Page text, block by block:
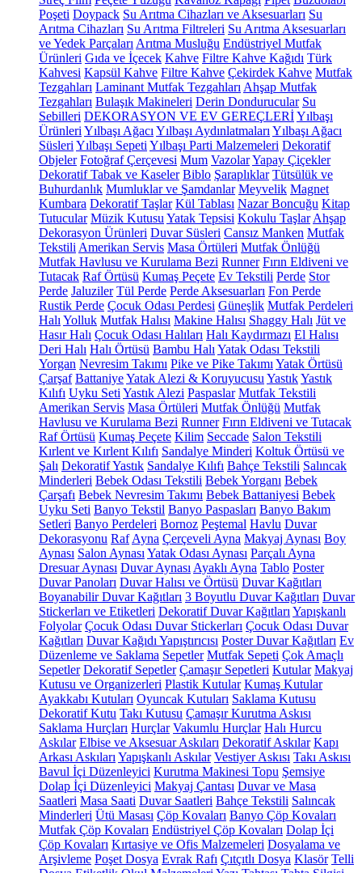
Poşeti Doypack Su Arıtma Cihazları ve Aksesuarları Su
Arıtma Cihazları Su Arıtma Filtreleri Su Arıtma Aksesuarları
ve Yedek Parçaları Arıtma Musluğu Endüstriyel Mutfak
Ürünleri Gıda ve İçecek Kahve Filtre Kahve Kağıdı Türk
Kahvesi Kapsül Kahve Filtre Kahve Çekirdek Kahve Mutfak
Tezgahları Laminant Mutfak Tezgahları Ahşap Mutfak
Tezgahları Bulaşık Makineleri Derin Dondurucular Su
Sebilleri DEKORASYON VE EV GEREÇLERİYılbaşı
Ürünleri Yılbaşı Ağacı Yılbaşı Aydınlatmaları Yılbaşı Ağacı
Süsleri Yılbaşı Sepeti Yılbaşı Parti Malzemeleri Dekoratif
Objeler Fotoğraf Çerçevesi Mum VazolarYapay Çiçekler
Dekoratif Tabak ve Kaseler Biblo Şaraplıklar Tütsülük ve
Buhurdanlık Mumluklar ve Şamdanlar Meyvelik Magnet
Kumbara Dekoratif Taşlar Kül Tablası Nazar Boncuğu Kitap
Tutucular Müzik Kutusu Yatak Tepsisi Kokulu Taşlar Ahşap
Dekorasyon Ürünleri Duvar Süsleri Cansız Manken Mutfak
Tekstili Amerikan Servis Masa Örtüleri Mutfak Önlüğü
Mutfak Havlusu ve Kurulama Bezi Runner Fırın Eldiveni ve
Tutacak Raf Örtüsü Kumaş Peçete Ev Tekstili Perde Stor
Perde Jaluziler Tül Perde Perde Aksesuarları Fon Perde
Rustik Perde Çocuk Odası Perdesi Güneşlik Mutfak Perdeleri
Halı Yolluk Mutfak Halısı Makine Halısı Shaggy Halı Jüt ve
Hasır Halı Çocuk Odası Halıları Halı Kaydırmazı El Halısı
Deri Halı Halı Örtüsü Bambu Halı Yatak Odası Tekstili
Yorgan Nevresim Takımı Pike ve Pike Takımı Yatak Örtüsü
Çarşaf BattaniyeYatak Alezi & Koruyucusu YastıkYastık
Kılıfı Uyku Seti Yastık Alezi Paspaslar Mutfak Tekstili
Amerikan Servis Masa Örtüleri Mutfak Önlüğü Mutfak
Havlusu ve Kurulama Bezi Runner Fırın Eldiveni ve Tutacak
Raf Örtüsü Kumaş Peçete Kilim Seccade Salon Tekstili
Kırlent ve Kırlent Kılıfı Sandalye Minderi Koltuk Örtüsü ve
Şalı Dekoratif Yastık Sandalye Kılıfı Bahçe Tekstili Salıncak
Minderleri Bebek Odası Tekstili Bebek Yorganı Bebek
Çarşafı Bebek Nevresim Takımı Bebek Battaniyesi Bebek
Uyku Seti Banyo Tekstil Banyo Paspasları Banyo Bakım
Setleri Banyo Perdeleri Bornoz Peştemal Havlu Duvar
Dekorasyonu Raf Ayna Çerçeveli Ayna Makyaj Aynası Boy
Aynası Salon Aynası Yatak Odası Aynası Parçalı Ayna
Dresuar Aynası Duvar Aynası Ayaklı Ayna Tablo Poster
Duvar Panoları Duvar Halısı ve Örtüsü Duvar Kağıtları
Boyanabilir Duvar Kağıtları 3 Boyutlu Duvar Kağıtları Duvar
Stickerları ve Etiketleri Dekoratif Duvar Kağıtları Yapışkanlı
Folyolar Çocuk Odası Duvar Stickerları Çocuk Odası Duvar
Kağıtları Duvar Kağıdı Yapıştırıcısı Poster Duvar Kağıtları Ev
Düzenleme ve Saklama Sepetler Mutfak Sepeti Çok Amaçlı
Sepetler Dekoratif Sepetler Çamaşır Sepetleri Kutular Makyaj
Kutusu ve Organizerleri Plastik Kutular Kumaş Kutular
Ayakkabı Kutuları Oyuncak Kutuları Saklama Kutusu
Dekoratif Kutu Takı Kutusu Çamaşır Kurutma Askısı
Saklama Hurçları Hurçlar Vakumlu Hurçlar Halı Hurcu
Askılar Elbise ve Aksesuar Askıları Dekoratif Askılar Kapı
Arkası Askıları Yapışkanlı Askılar Vestiyer Askısı Takı Askısı
Bavul İçi Düzenleyici Kurutma Makinesi Topu Şemsiye
Dolap İçi Düzenleyici Makyaj Çantası Duvar ve Masa
Saatleri Masa Saati Duvar Saatleri Bahçe Tekstili Salıncak
Minderleri Ütü Masası Çöp Kovaları Banyo Çöp Kovaları
Mutfak Çöp Kovaları Endüstriyel Çöp Kovaları Dolap İçi
Çöp Kovaları Kırtasiye ve Ofis Malzemeleri Dosyalama ve
Arşivleme Poşet Dosya Evrak Rafı Çıtçıtlı Dosya Klasör Telli